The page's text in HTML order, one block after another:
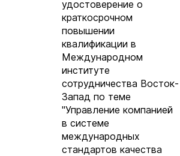
удостоверение о
краткосрочном
повышении
квалификации в
Международном
институте
сотрудничества Восток-
Запад по теме
"Управление компанией
в системе
международных
стандартов качества